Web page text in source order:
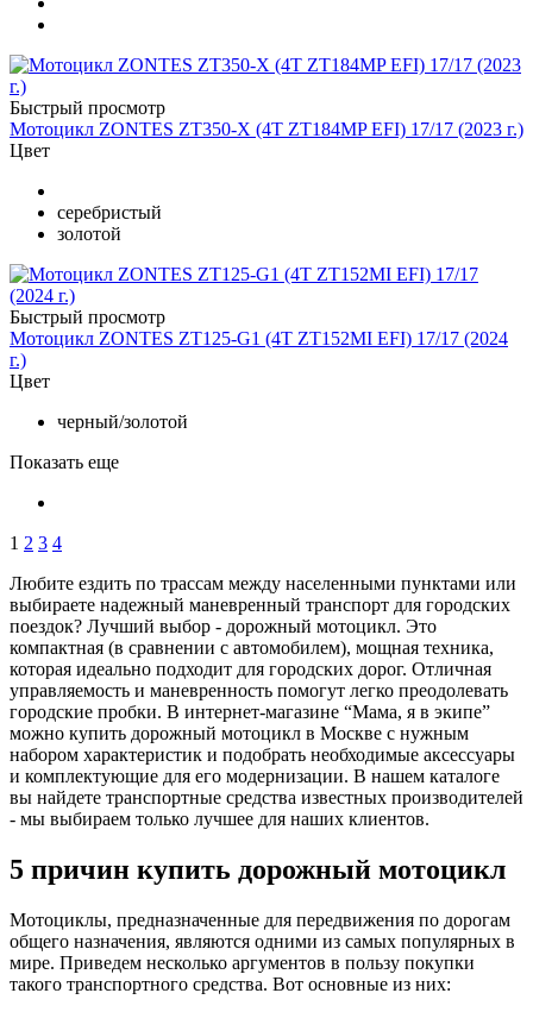
Быстрый просмотр
Мотоцикл ZONTES ZT350-X (4T ZT184MP EFI) 17/17 (2023 г.)
Цвет
серебристый
золотой
Быстрый просмотр
Мотоцикл ZONTES ZT125-G1 (4T ZT152MI EFI) 17/17 (2024
г.)
Цвет
черный/золотой
Показать еще
1 2 3 4
Любите ездить по трассам между населенными пунктами или
выбираете надежный маневренный транспорт для городских
поездок? Лучший выбор - дорожный мотоцикл. Это
компактная (в сравнении с автомобилем), мощная техника,
которая идеально подходит для городских дорог. Отличная
управляемость и маневренность помогут легко преодолевать
городские пробки. В интернет-магазине “Мама, я в экипе”
можно купить дорожный мотоцикл в Москве с нужным
набором характеристик и подобрать необходимые аксессуары
и комплектующие для его модернизации. В нашем каталоге
вы найдете транспортные средства известных производителей
- мы выбираем только лучшее для наших клиентов.
5 причин купить дорожный мотоцикл
Мотоциклы, предназначенные для передвижения по дорогам
общего назначения, являются одними из самых популярных в
мире. Приведем несколько аргументов в пользу покупки
такого транспортного средства. Вот основные из них: